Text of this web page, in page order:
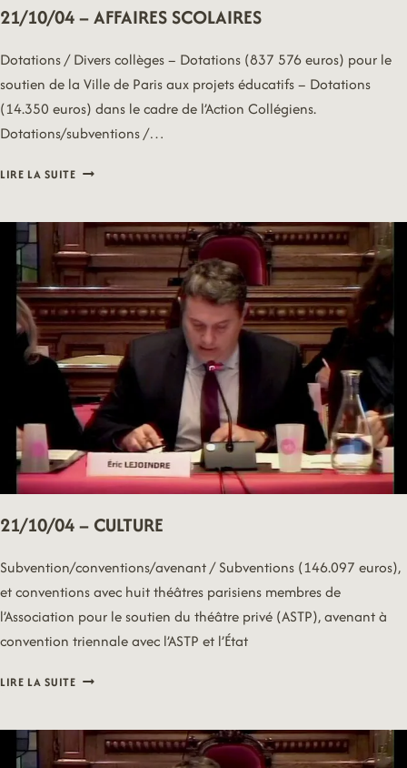
21/10/04 – AFFAIRES SCOLAIRES
Dotations / Divers collèges – Dotations (837 576 euros) pour le
soutien de la Ville de Paris aux projets éducatifs – Dotations
(14.350 euros) dans le cadre de l’Action Collégiens.
Dotations/subventions /…
LIRE LA SUITE21/10/04
SCOLAIRES
21/10/04 – CULTURE
Subvention/conventions/avenant / Subventions (146.097 euros),
et conventions avec huit théâtres parisiens membres de
l’Association pour le soutien du théâtre privé (ASTP), avenant à
convention triennale avec l’ASTP et l’État
LIRE LA SUITE21/10/04